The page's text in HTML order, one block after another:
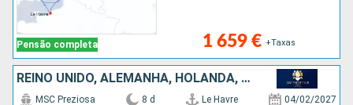
Pensão completa 1 659 € +Taxas
REINO UNIDO, ALEMANHA, HOLANDA, FRANÇA
MSC Preziosa 8 d Le Havre 04/02/2027